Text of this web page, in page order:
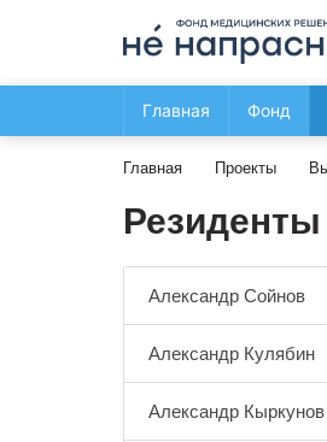
Главная Фонд
Главная Проекты
Александр Сойнов
Александр Кулябин
Александр Кыркунов